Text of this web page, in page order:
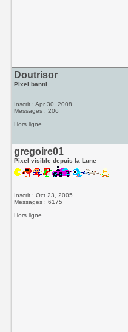
Doutrisor
Pixel banni
Inscrit : Apr 30, 2008
Messages : 206
Hors ligne
gregoire01
Pixel visible depuis la Lune
Inscrit : Oct 23, 2005
Messages : 6175
Hors ligne